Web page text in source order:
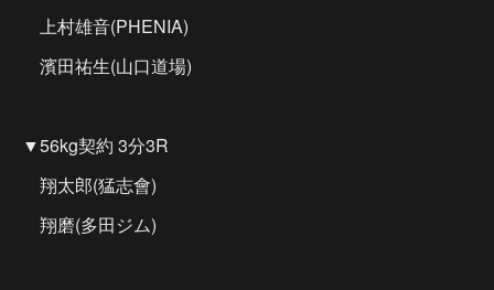
上村雄音(PHENIA)
濱田祐生(山口道場)
▼56kg契約 3分3R
翔太郎(猛志會)
翔磨(多田ジム)